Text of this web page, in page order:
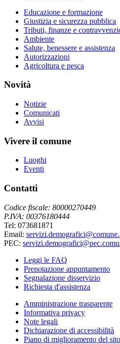
Educazione e formazione
Giustizia e sicurezza pubblica
Tributi, finanze e
Ambiente
Salute, benessere e assistenza
Autorizzazioni
Agricoltura e pesca
Novità
Notizie
Comunicati
Avvisi
Vivere il comune
Luoghi
Eventi
Contatti
Codice fiscale: 80000270449
P.IVA: 00376180444
Tel: 073681871
Email:
PEC:
Leggi le FAQ
Prenotazione appuntamento
Segnalazione disservizio
Richiesta d'assistenza
Amministrazione trasparente
Informativa privacy
Note legali
Dichiarazione di accessibilità
Piano di miglioramento del